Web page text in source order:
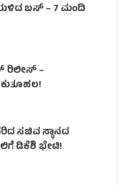
ಬಸ್‌ – 7 ಮಂದಿ
ರಿಲೀಸ್‌ –
ಸಚಿವ ಸ್ಥಾನದ
ಡಿಕೆಶಿ ಭೇಟಿ!